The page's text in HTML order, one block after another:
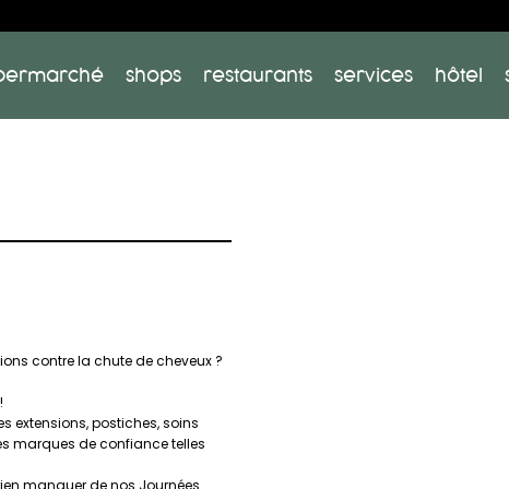
shops restaurants services hôtel
contre la chute de cheveux ?
extensions, postiches, soins
marques de confiance telles
manquer de nos Journées